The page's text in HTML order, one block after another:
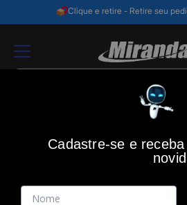
Clique e retire - Retire seu
Webcam USB 2K, com Foco
WC057, Preto, MULTI
Cadastre-se e